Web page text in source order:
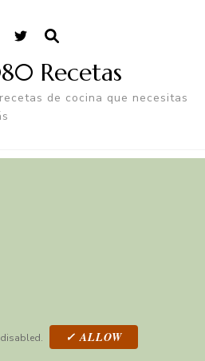
Recetas
de cocina que necesitas
✓ ALLOW